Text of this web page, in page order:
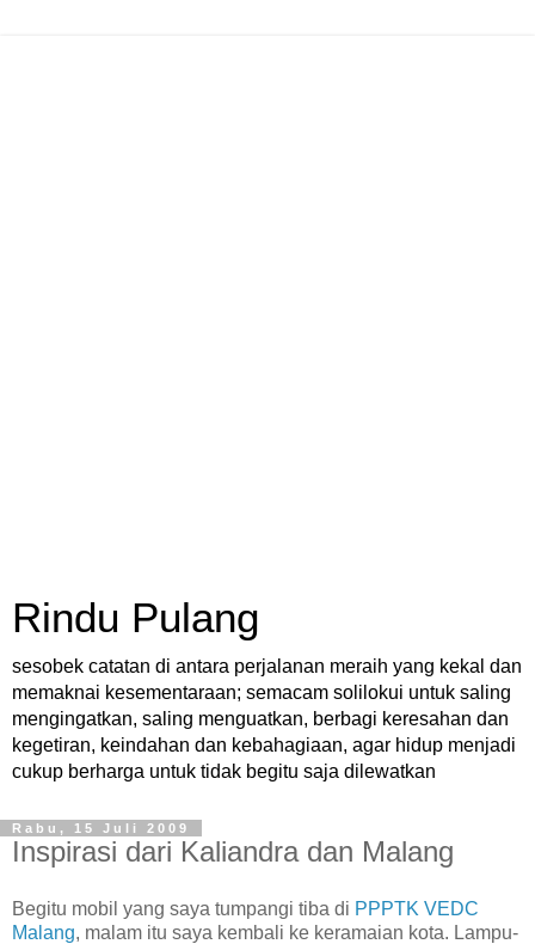
Rindu Pulang
sesobek catatan di antara perjalanan meraih yang kekal dan
memaknai kesementaraan; semacam solilokui untuk saling
mengingatkan, saling menguatkan, berbagi keresahan dan
kegetiran, keindahan dan kebahagiaan, agar hidup menjadi
cukup berharga untuk tidak begitu saja dilewatkan
Rabu, 15 Juli 2009
Inspirasi dari Kaliandra dan Malang
Begitu mobil yang saya tumpangi tiba di PPPTK VEDC
Malang, malam itu saya kembali ke keramaian kota. Lampu-